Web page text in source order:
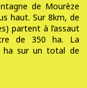
de Mourèze
haut. Sur 8km, de
partent à l’assaut
de 350 ha. La
ha sur un total de